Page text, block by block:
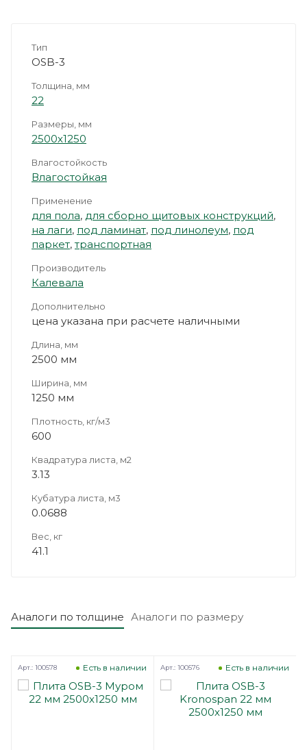
Тип
OSB-3
Толщина, мм
22
Размеры, мм
2500х1250
Влагостойкость
Влагостойкая
Применение
для пола, для сборно щитовых конструкций,
на лаги, под ламинат, под линолеум, под
паркет,транспортная
Производитель
Калевала
Дополнительно
цена указана при расчете наличными
Длина, мм
2500 мм
Ширина, мм
1250 мм
Плотность, кг/м3
600
Квадратура листа, м2
3.13
Кубатура листа, м3
0.0688
Вес, кг
41.1
Аналоги по толщине Аналоги по размеру
Есть в наличии
Арт.: 100578 Есть в наличии
Арт.: 100576